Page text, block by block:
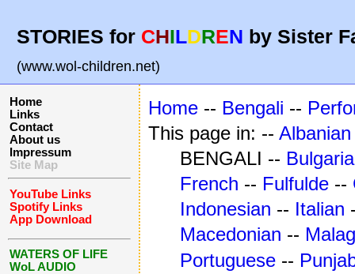
STORIES for CHILDREN by Sister
(www.wol-children.net)
Home
Links
Contact
About us
Impressum
Site Map
YouTube Links
Spotify Links
App Download
WATERS OF LIFE
WoL AUDIO
Home -- Bengali --
This page in: -- Albanian
BENGALI --
French -- Fulfulde --
Indonesian -- Italian
Macedonian --
Portuguese --